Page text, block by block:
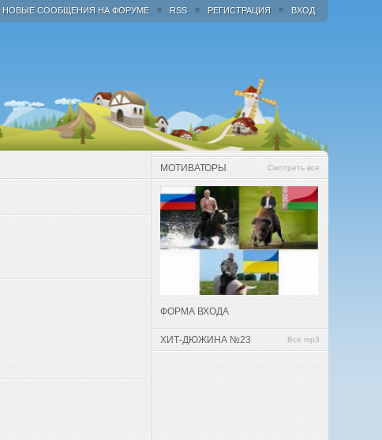
ВХОД
РЕГИСТРАЦИЯ
RSS
НОВЫЕ СООБЩЕНИЯ НА ФОРУМЕ
МОТИВАТОРЫ Смотреть все
ФОРМА ВХОДА
ХИТ-ДЮЖИНА №23 Все mp3